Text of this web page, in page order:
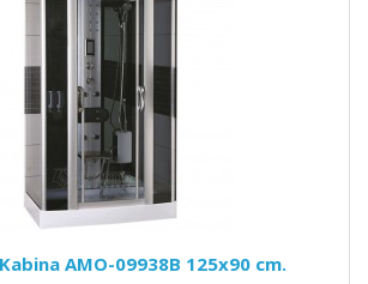
AMO-09938B 125x90 cm.